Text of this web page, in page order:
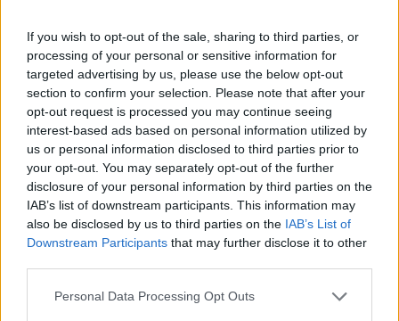
If you wish to opt-out of the sale, sharing to third parties, or
processing of your personal or sensitive information for
targeted advertising by us, please use the below opt-out
section to confirm your selection. Please note that after your
opt-out request is processed you may continue seeing
interest-based ads based on personal information utilized by
us or personal information disclosed to third parties prior to
your opt-out. You may separately opt-out of the further
disclosure of your personal information by third parties on the
IAB’s list of downstream participants. This information may
also be disclosed by us to third parties on the IAB’s List of
Downstream Participants that may further disclose it to other
Personal Data Processing Opt Outs
For informasjon om klageadgang, se:
www.presse.no
Fjell-Ljom har ikke ansvar for innhold på
eksterne nettsider som det lenkes til.
Det er ikke tillatt å kopiere fra siden eller
legge ut skjermdump av artikler.
lokalaviser (LLA)